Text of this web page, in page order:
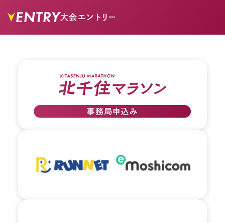
02. 矢印の方向に進みます。右手にマルイのビルが見
えます。
03. エスカレーターを降りて、矢印の方向に進み道に
入ります。
ENTRY大会エントリー